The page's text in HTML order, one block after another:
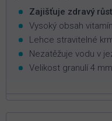
Zajišťuje zdravý
Vysoký obsah
Lehce stravitelné
Nezatěžuje vodu v
Velikost granulí 4 mm